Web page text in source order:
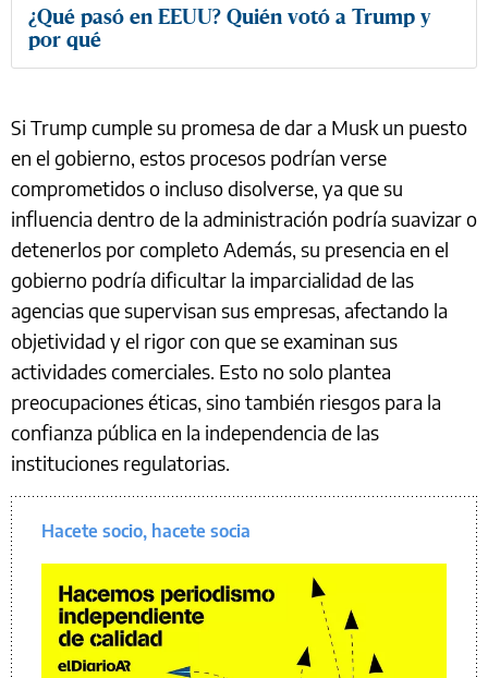
¿Qué pasó en EEUU? Quién votó a Trump y
por qué
Si Trump cumple su promesa de dar a Musk un puesto
en el gobierno, estos procesos podrían verse
comprometidos o incluso disolverse, ya que su
influencia dentro de la administración podría suavizar o
detenerlos por completo Además, su presencia en el
gobierno podría dificultar la imparcialidad de las
agencias que supervisan sus empresas, afectando la
objetividad y el rigor con que se examinan sus
actividades comerciales. Esto no solo plantea
preocupaciones éticas, sino también riesgos para la
confianza pública en la independencia de las
instituciones regulatorias.
Hacete socio, hacete socia